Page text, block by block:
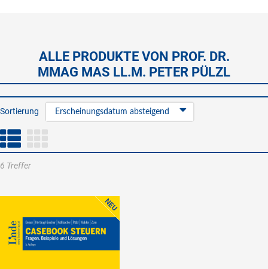
ALLE PRODUKTE VON PROF. DR.
MMAG MAS LL.M. PETER PÜLZL
Sortierung Erscheinungsdatum absteigend
6 Treffer